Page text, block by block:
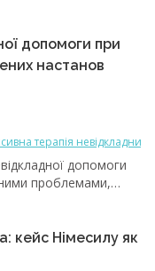
України»,
медичних наук
час науково-
бойової фізичної
у змішаному
допомоги при
настанов
терапія невідкладних
допомоги
проблемами,
контроль
стали поштовхом
кейс Німесилу як